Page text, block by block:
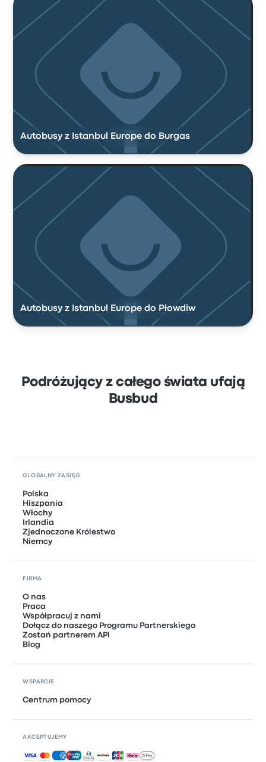
Autobusy z Istanbul Europe do Burgas
Autobusy z Istanbul Europe do Płowdiw
Podróżujący z całego świata ufają
Busbud
GLOBALNY ZASIĘG
Polska
Hiszpania
Włochy
Irlandia
Zjednoczone Królestwo
Niemcy
FIRMA
O nas
Praca
Współpracuj z nami
Dołącz do naszego Programu Partnerskiego
Zostań partnerem API
Blog
WSPARCIE
Centrum pomocy
AKCEPTUJEMY
Akceptowane płatności